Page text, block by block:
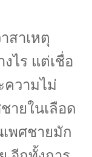
สาเหตุ
ไร แต่เชื่อ
ความไม่
ายในเลือด
พศชายมัก